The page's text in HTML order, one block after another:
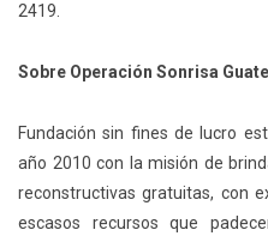
2419.
Sobre Operación Sonrisa
Fundación sin fines de lucro
año 2010 con la misión de
reconstructivas gratuitas, con
escasos recursos que